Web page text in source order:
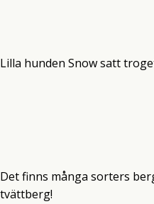
Lilla hunden Snow satt
Det finns många sorters
tvättberg!